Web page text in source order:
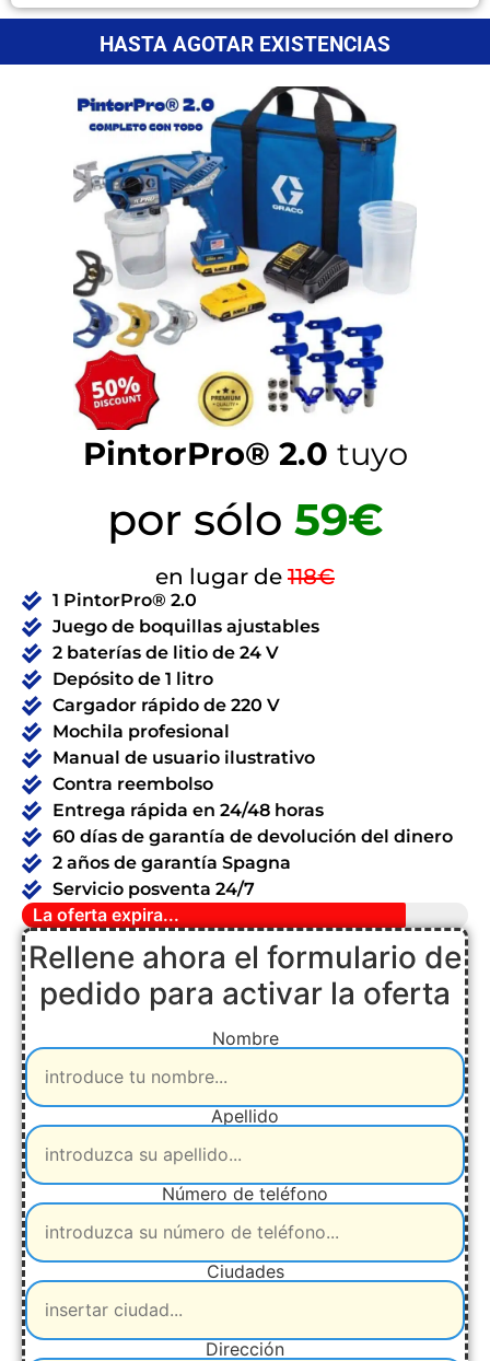
HASTA AGOTAR EXISTENCIAS
PintorPro® 2.0 tuyo
por sólo 59€
en lugar de 118€
1 PintorPro® 2.0
Juego de boquillas ajustables
2 baterías de litio de 24 V
Depósito de 1 litro
Cargador rápido de 220 V
Mochila profesional
Manual de usuario ilustrativo
Contra reembolso
Entrega rápida en 24/48 horas
60 días de garantía de devolución del dinero
2 años de garantía Spagna
Servicio posventa 24/7
La oferta expira...
Rellene ahora el formulario de
pedido para activar la oferta
Nombre
Apellido
Número de teléfono
Ciudades
Dirección